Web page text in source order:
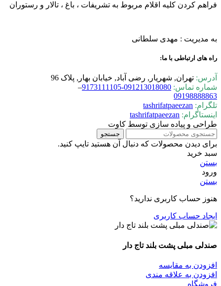
فراهم کردن کلیه اقلام مربوط به تشریفات ، باغ ، تالار و رستوران
به مدیریت : مهدی سلطانی
راه های ارتباطی با ما:
آدرس: تهران, شهریار, رضی آباد, خیابان بهار, پلاک 96
شماره تماس:
091213018080-9173111105
–
09198888863
تلگرام: tashrifatpaeezan
اینستاگرام: tashrifatpaeezan
طراحی و پیاده سازی توسط کاوت
جستجو
برای دیدن محصولات که دنبال آن هستید تایپ کنید.
سبد خرید
بستن
ورود
بستن
هنوز حساب کاربری ندارید؟
ایجاد حساب کاربری
صندلی مبلی پشت بلند تاج دار
افزودن به مقایسه
افزودن به علاقه مندی
فروشگاه